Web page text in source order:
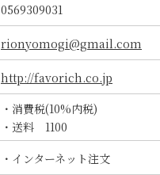
0569309031
rionyomogi@gmail.com
http://favorich.co.jp
・消費税(10%内税)
・送料 1100
・インターネット注文